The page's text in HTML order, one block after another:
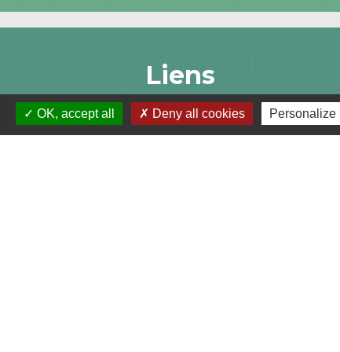
Liens
Communauté de Communes
OK, accept all Deny all cookies Personalize